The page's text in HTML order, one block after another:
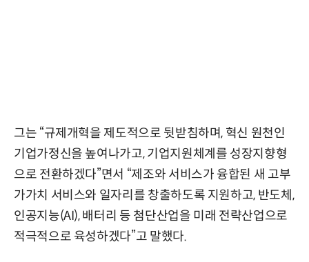
그는 “규제개혁을 제도적으로 뒷받침하며, 혁신 원천인
기업가정신을 높여나가고, 기업지원체계를 성장지향형
으로 전환하겠다”면서 “제조와 서비스가 융합된 새 고부
가가치 서비스와 일자리를 창출하도록 지원하고, 반도체,
인공지능(AI), 배터리 등 첨단산업을 미래 전략산업으로
적극적으로 육성하겠다”고 말했다.